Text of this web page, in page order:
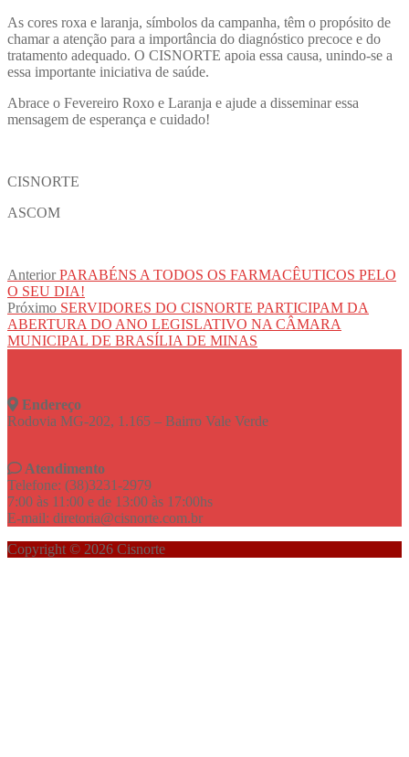
As cores roxa e laranja, símbolos da campanha, têm o propósito de
chamar a atenção para a importância do diagnóstico precoce e do
tratamento adequado. O CISNORTE apoia essa causa, unindo-se a
essa importante iniciativa de saúde.
Abrace o Fevereiro Roxo e Laranja e ajude a disseminar essa
mensagem de esperança e cuidado!
CISNORTE
ASCOM
Navegação
de
Post
Anterior Post
anterior:
PARABÉNS A TODOS OS FARMACÊUTICOS PELO
O SEU DIA!
Próximo Próximo
post:
SERVIDORES DO CISNORTE PARTICIPAM DA
ABERTURA DO ANO LEGISLATIVO NA CÂMARA
MUNICIPAL DE BRASÍLIA DE MINAS
Endereço
Rodovia MG-202, 1.165 – Bairro Vale Verde
Atendimento
Telefone: (38)3231-2979
7:00 às 11:00 e de 13:00 às 17:00hs
E-mail: diretoria@cisnorte.com.br
Copyright © 2026 Cisnorte